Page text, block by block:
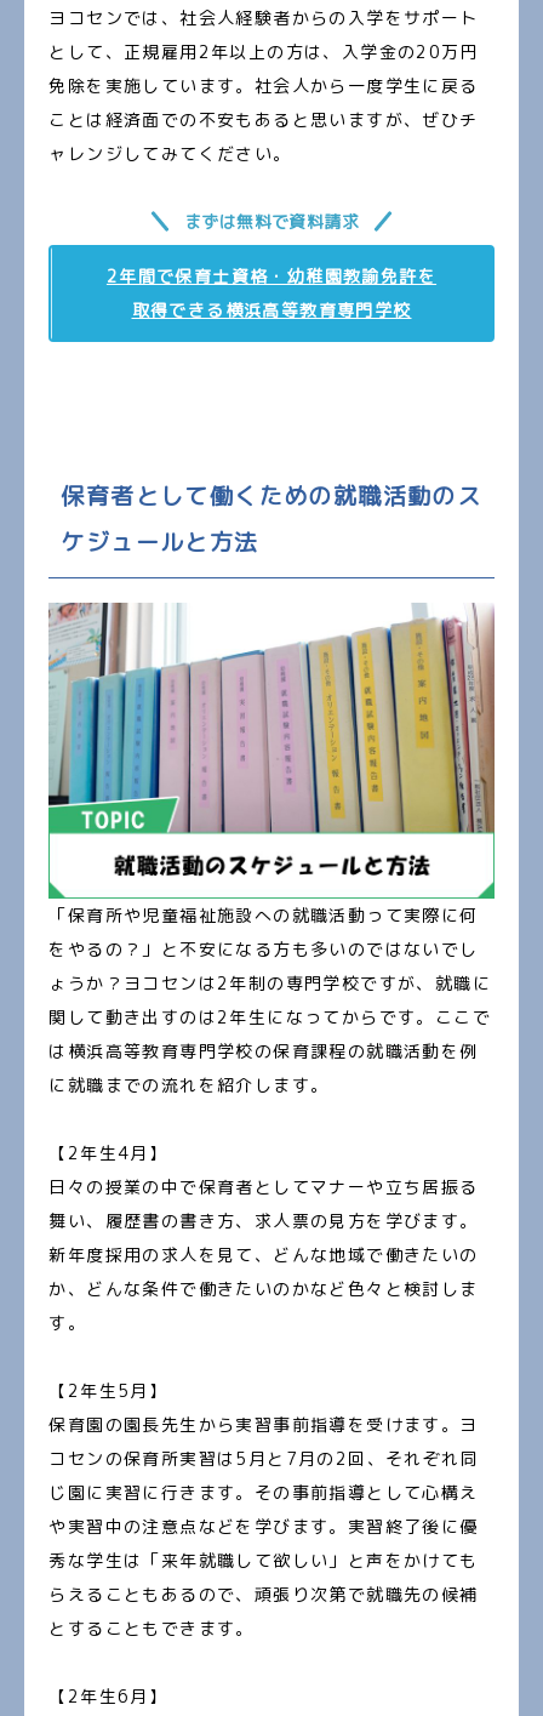
ヨコセンでは、社会人経験者からの入学をサポート
として、正規雇用2年以上の方は、入学金の20万円
免除を実施しています。社会人から一度学生に戻る
ことは経済面での不安もあると思いますが、ぜひチ
ャレンジしてみてください。
まずは無料で資料請求
2年間で保育士資格・幼稚園教諭免許を
取得できる横浜高等教育専門学校
保育者として働くための就職活動のス
ケジュールと方法
「保育所や児童福祉施設への就職活動って実際に何
をやるの？」と不安になる方も多いのではないでし
ょうか？ヨコセンは2年制の専門学校ですが、就職に
関して動き出すのは2年生になってからです。ここで
は横浜高等教育専門学校の保育課程の就職活動を例
に就職までの流れを紹介します。
【2年生4月】
日々の授業の中で保育者としてマナーや立ち居振る
舞い、履歴書の書き方、求人票の見方を学びます。
新年度採用の求人を見て、どんな地域で働きたいの
か、どんな条件で働きたいのかなど色々と検討しま
す。
【2年生5月】
保育園の園長先生から実習事前指導を受けます。ヨ
コセンの保育所実習は5月と7月の2回、それぞれ同
じ園に実習に行きます。その事前指導として心構え
や実習中の注意点などを学びます。実習終了後に優
秀な学生は「来年就職して欲しい」と声をかけても
らえることもあるので、頑張り次第で就職先の候補
とすることもできます。
【2年生6月】